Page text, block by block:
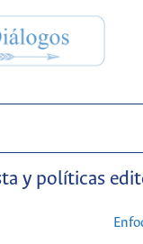
y políticas